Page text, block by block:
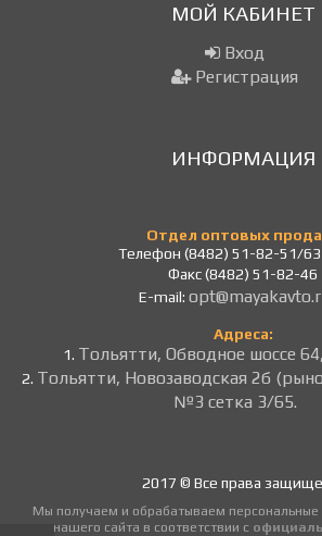
МОЙ КАБИНЕТ
Вход
Регистрация
ИНФОРМАЦИЯ
Отдел оптовых
Телефон (8482) 51-82-51/
Факс (8482) 51-82-46
E-mail:
Адреса:
1. Тольятти, Обводное шоссе
2. Тольятти, Новозаводская 2б
№3 сетка 3/65.
2017 © Все права
Мы получаем и обрабатываем персональные
нашего сайта в соответствии с